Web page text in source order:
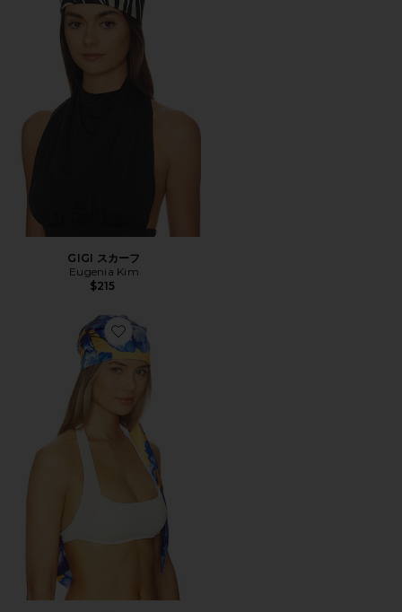
GIGI スカーフ
Eugenia Kim
$215
Favorite GIGI ヘッドスカーフ